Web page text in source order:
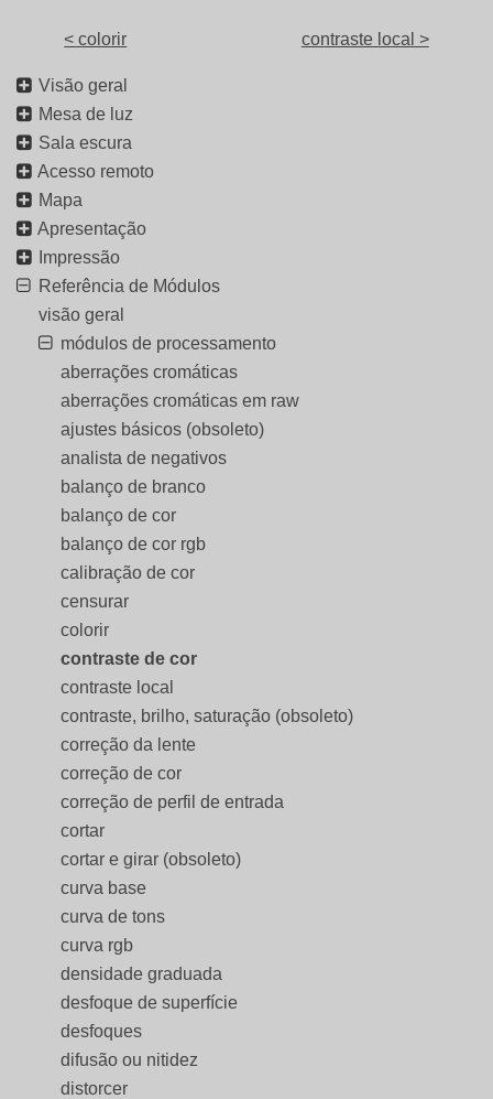
< colorir contraste local >
Visão geral
Mesa de luz
Sala escura
Acesso remoto
Mapa
Apresentação
Impressão
Referência de Módulos
visão geral
módulos de processamento
aberrações cromáticas
aberrações cromáticas em raw
ajustes básicos (obsoleto)
analista de negativos
balanço de branco
balanço de cor
balanço de cor rgb
calibração de cor
censurar
colorir
contraste de cor
contraste local
contraste, brilho, saturação (obsoleto)
correção da lente
correção de cor
correção de perfil de entrada
cortar
cortar e girar (obsoleto)
curva base
curva de tons
curva rgb
densidade graduada
desfoque de superfície
desfoques
difusão ou nitidez
distorcer